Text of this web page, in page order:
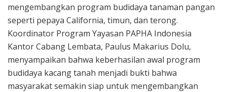
mengembangkan program budidaya tanaman pangan
seperti pepaya California, timun, dan terong.
Koordinator Program Yayasan PAPHA Indonesia
Kantor Cabang Lembata, Paulus Makarius Dolu,
menyampaikan bahwa keberhasilan awal program
budidaya kacang tanah menjadi bukti bahwa
masyarakat semakin siap untuk mengembangkan